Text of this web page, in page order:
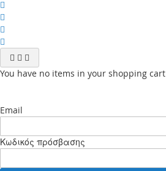
You have no items in your shopping cart
Email
Κωδικός πρόσβασης